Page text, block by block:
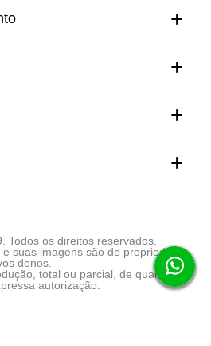
Todos os direitos reservados.
e suas imagens são de propriedade
donos.
total ou parcial, de qualquer
autorização.